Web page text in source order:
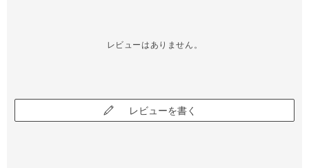
レビューはありません。
レビューを書く